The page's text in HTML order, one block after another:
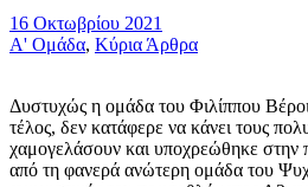
16 Οκτωβρίου 2021
Α' Ομάδα, Κύρια Άρθρα
Δυστυχώς η ομάδα του Φιλίππου
τέλος, δεν κατάφερε να κάνει τους
χαμογελάσουν και υποχρεώθηκε στην
από τη φανερά ανώτερη ομάδα του